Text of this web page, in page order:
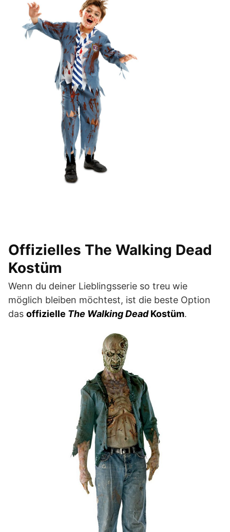
Offizielles The Walking Dead
Kostüm
Wenn du deiner Lieblingsserie so treu wie
möglich bleiben möchtest, ist die beste Option
das offizielle The Walking DeadKostüm.